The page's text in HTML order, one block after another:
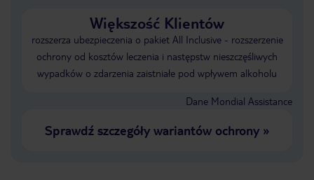
Większość Klientów
rozszerza ubezpieczenia o pakiet All Inclusive - rozszerzenie
ochrony od kosztów leczenia i następstw nieszczęśliwych
wypadków o zdarzenia zaistniałe pod wpływem alkoholu
Dane Mondial Assistance
Sprawdź szczegóły wariantów ochrony»